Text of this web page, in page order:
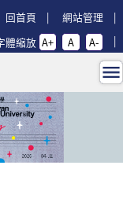
回首頁
網站管理
體縮放 A+ A A-